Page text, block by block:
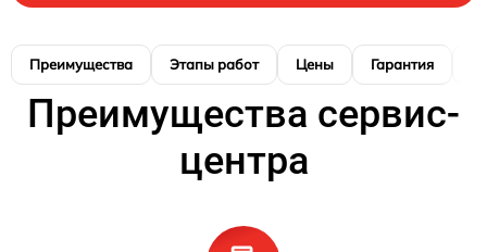
Преимущества Этапы работ Цены Гарантия
Преимущества сервис-
центра